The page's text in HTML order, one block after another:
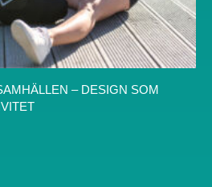
– DESIGN SOM